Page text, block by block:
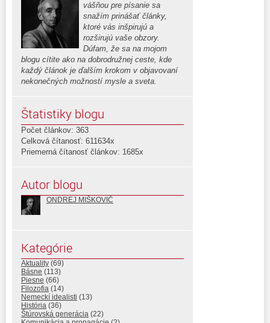
vášňou pre písanie sa
snažím prinášať články,
ktoré vás inšpirujú a
rozširujú vaše obzory.
Dúfam, že sa na mojom
blogu cítite ako na dobrodružnej ceste, kde
každý článok je ďalším krokom v objavovaní
nekonečných možností mysle a sveta.
Štatistiky blogu
Počet článkov: 363
Celková čítanosť: 611634x
Priemerná čítanosť článkov: 1685x
Autor blogu
ONDREJ MIŠKOVIČ
Kategórie
Aktuality (69)
Básne (113)
Piesne (66)
Filozofia (14)
Nemeckí idealisti (13)
História (36)
Štúrovská generácia (22)